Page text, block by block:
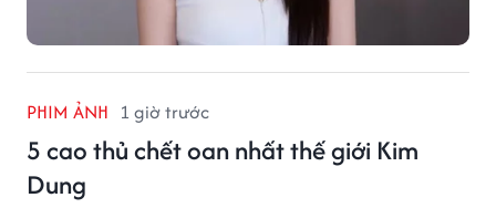
PHIM ẢNH 1 giờ trước
5 cao thủ chết oan nhất thế giới Kim
Dung